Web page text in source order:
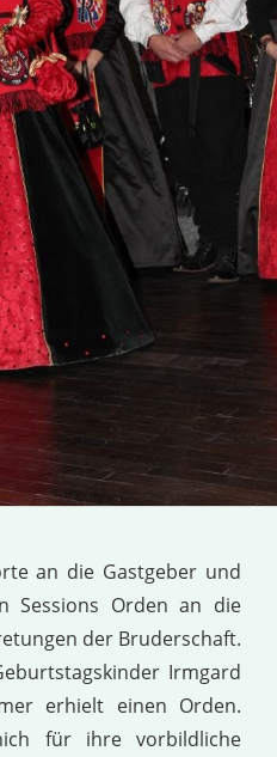
an die Gastgeber und
Sessions Orden an die
der Bruderschaft.
Irmgard
erhielt einen Orden.
für ihre vorbildliche